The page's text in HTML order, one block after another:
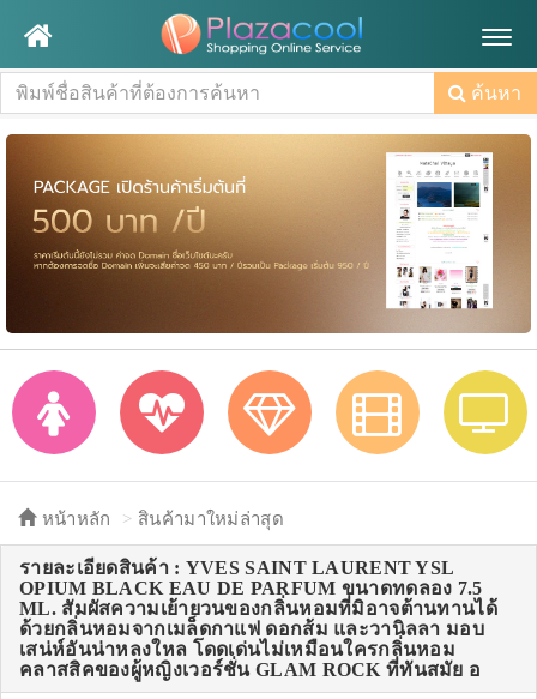
ค้นหา
หน้าหลัก สินค้ามาใหม่ล่าสุด
รายละเอียดสินค้า : YVES SAINT LAURENT YSL
OPIUM BLACK EAU DE PARFUM ขนาดทดลอง 7.5
ML. สัมผัสความเย้ายวนของกลิ่นหอมที่มิอาจต้านทานได้
ด้วยกลิ่นหอมจากเมล็ดกาแฟ ดอกส้ม และวานิลลา มอบ
เสน่ห์อันน่าหลงใหล โดดเด่นไม่เหมือนใครกลิ่นหอม
คลาสสิคของผู้หญิงเวอร์ชั่น GLAM ROCK ที่ทันสมัย อ